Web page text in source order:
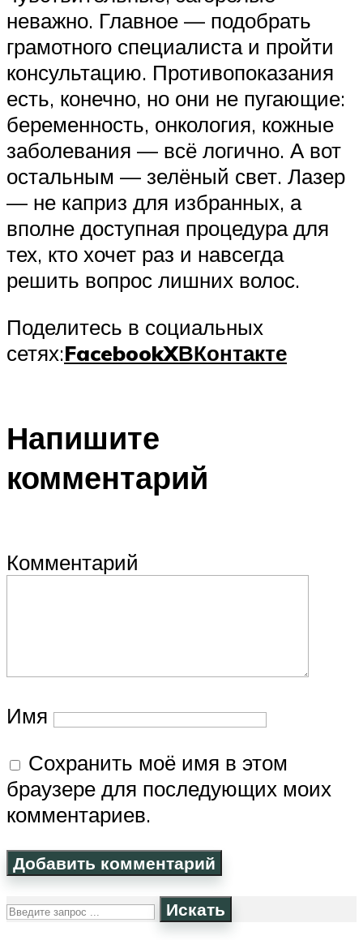
неважно. Главное — подобрать
грамотного специалиста и пройти
консультацию. Противопоказания
есть, конечно, но они не пугающие:
беременность, онкология, кожные
заболевания — всё логично. А вот
остальным — зелёный свет. Лазер
— не каприз для избранных, а
вполне доступная процедура для
тех, кто хочет раз и навсегда
решить вопрос лишних волос.
Поделитесь в социальных
сетях:FacebookXВКонтакте
Напишите
комментарий
Комментарий
Имя
Сохранить моё имя в этом
браузере для последующих моих
комментариев.
Искать